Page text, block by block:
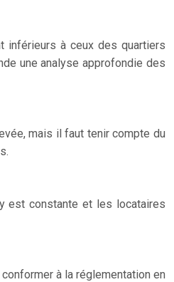
inférieurs à ceux des quartiers
une analyse approfondie des
mais il faut tenir compte du
est constante et les locataires
à la réglementation en